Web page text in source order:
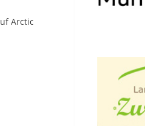
Arctic